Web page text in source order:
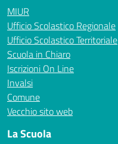
MIUR
Ufficio Scolastico Regionale
Ufficio Scolastico Territoriale
Scuola in Chiaro
Iscrizioni On Line
Invalsi
Comune
Vecchio sito web
La Scuola